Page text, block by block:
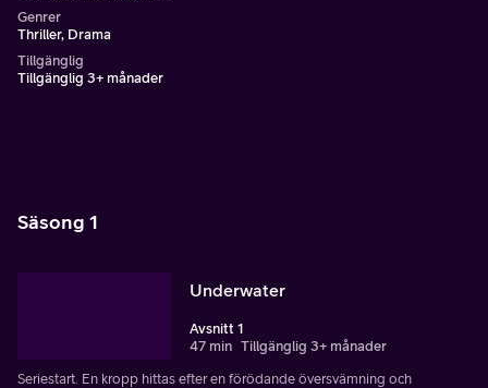
Genrer
Thriller, Drama
Tillgänglig
Tillgänglig 3+ månader
Säsong 1
Underwater
Avsnitt 1
47 min Tillgänglig 3+ månader
Seriestart. En kropp hittas efter en förödande översvämning och